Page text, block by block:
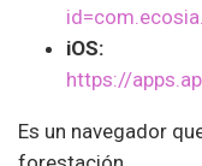
iOS:
https://
Es un navegador